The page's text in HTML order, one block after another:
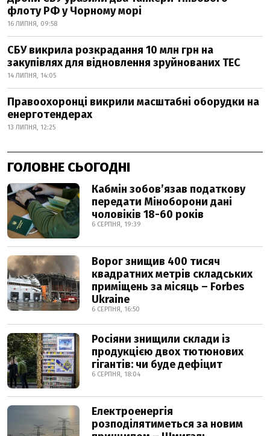
флоту РФ у Чорному морі
16 ЛИПНЯ, 09:58
СБУ викрила розкрадання 10 млн грн на
закупівлях для відновлення зруйнованих ТЕС
14 ЛИПНЯ, 14:05
Правоохоронці викрили масштабні оборудки на
енерготендерах
13 ЛИПНЯ, 12:25
ГОЛОВНЕ СЬОГОДНІ
Кабмін зобовʼязав податкову
передати Міноборони дані
чоловіків 18-60 років
6 СЕРПНЯ, 19:39
Ворог знищив 400 тисяч
квадратних метрів складських
приміщень за місяць – Forbes
Ukraine
6 СЕРПНЯ, 16:50
Росіяни знищили склади із
продукцією двох тютюнових
гігантів: чи буде дефіцит
6 СЕРПНЯ, 18:04
Електроенергія
розподілятиметься за новим